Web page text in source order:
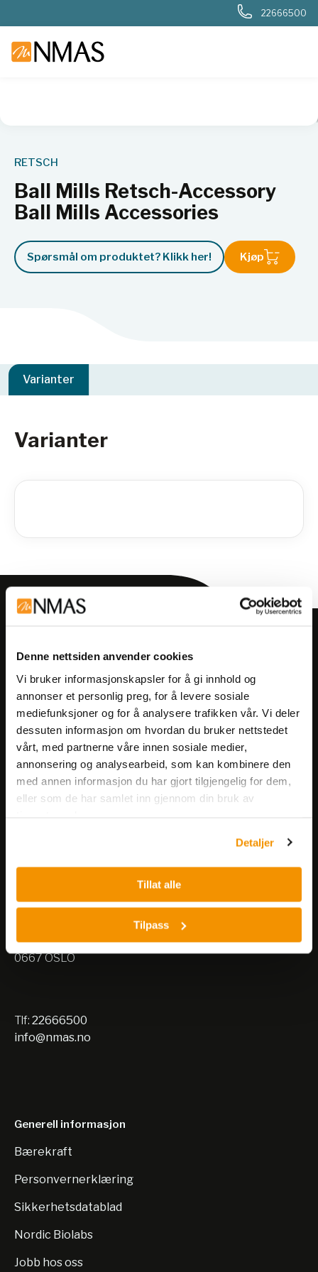
Denne nettsiden anvender cookies
Vi bruker informasjonskapsler for å gi innhold og
annonser et personlig preg, for å levere sosiale
mediefunksjoner og for å analysere trafikken vår. Vi deler
dessuten informasjon om hvordan du bruker nettstedet
vårt, med partnerne våre innen sosiale medier,
annonsering og analysearbeid, som kan kombinere den
med annen informasjon du har gjort tilgjengelig for dem,
eller som de har samlet inn gjennom din bruk av
Detaljer
Tillat alle
Tilpass
22666500
RETSCH
Ball Mills Retsch-Accessory
Ball Mills Accessories
Spørsmål om produktet? Klikk her! Kjøp
Varianter
Varianter
Få informasjon om produkter,
arrangementer og kampanjer.
Meld på nyhetsbrev
Besøksadresse:
0667 OSLO
Nils Hansens vei 10
0667 OSLO
Tlf: 22666500
info@nmas.no
Generell informasjon
Bærekraft
Personvernerklæring
Sikkerhetsdatablad
Nordic Biolabs
Jobb hos oss